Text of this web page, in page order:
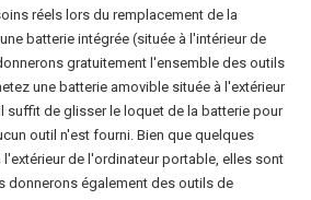
réels lors du remplacement de la
batterie intégrée (située à l'intérieur de
gratuitement l'ensemble des outils
une batterie amovible située à l'extérieur
suffit de glisser le loquet de la batterie pour
outil n'est fourni. Bien que quelques
de l'ordinateur portable, elles sont
donnerons également des outils de